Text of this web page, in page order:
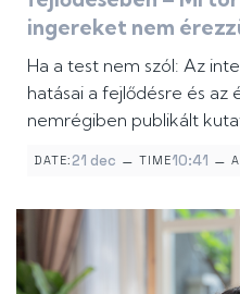
ingereket nem
Ha a test nem szól: Az
hatásai a fejlődésre és az
nemrégiben publikált
DATE:21 dec – TIME10:41 –